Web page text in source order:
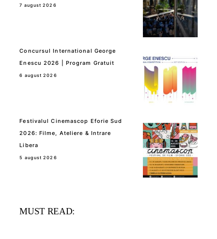
7 august 2026
Concursul International George
Enescu 2026 | Program Gratuit
6 august 2026
Festivalul Cinemascop Eforie Sud
2026: Filme, Ateliere & Intrare
Libera
5 august 2026
MUST READ: